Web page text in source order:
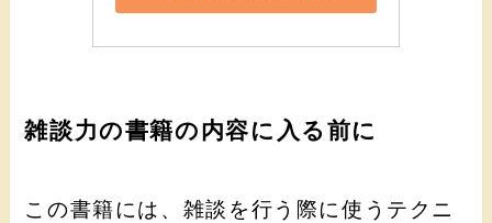
雑談力の書籍の内容に入る前に
この書籍には、雑談を行う際に使うテクニ